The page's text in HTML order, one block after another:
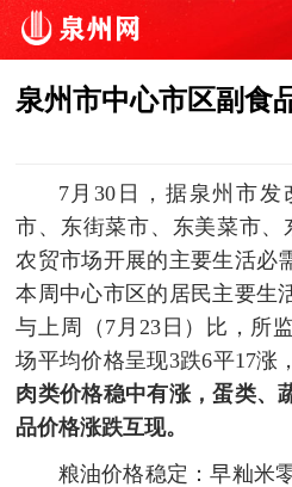
泉州市中心市区副食
7月30日，据泉州市
市、东街菜市、东美菜市
农贸市场开展的主要生活必
本周中心市区的居民主要生
与上周（7月23日）比，所
场平均价格呈现3跌6平17涨
肉类价格稳中有涨，蛋类、
品价格涨跌互现。
粮油价格稳定：早籼米